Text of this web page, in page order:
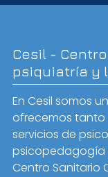
Cesil -
psiquiatría y
En Cesil somos
ofrecemos tanto
servicios de
psicopedagogía
Centro Sanitario